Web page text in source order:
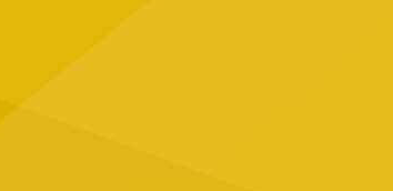
Jalisco, en una
Tapatíos, cuando